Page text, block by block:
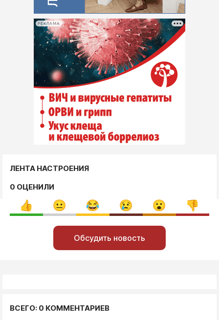
РЕКЛАМА
ЛЕНТА НАСТРОЕНИЯ
0 ОЦЕНИЛИ
Обсудить новость
ВСЕГО: 0 КОММЕНТАРИЕВ